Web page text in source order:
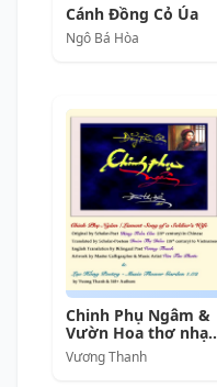
Cánh Đồng Cỏ Úa
Ngô Bá Hòa
Chinh Phụ Ngâm &
Vườn Hoa thơ nhạc
Lạc Hồng
Vương Thanh